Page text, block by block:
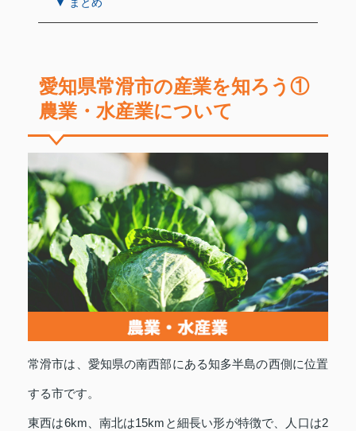
▼ まとめ
愛知県常滑市の産業を知ろう①
農業・水産業について
常滑市は、愛知県の南西部にある知多半島の西側に位置
する市です。
東西は6km、南北は15kmと細長い形が特徴で、人口は2